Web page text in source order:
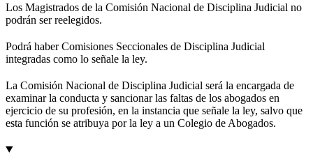
Los Magistrados de la Comisión Nacional de Disciplina Judicial no
podrán ser reelegidos.
Podrá haber Comisiones Seccionales de Disciplina Judicial
integradas como lo señale la ley.
La Comisión Nacional de Disciplina Judicial será la encargada de
examinar la conducta y sancionar las faltas de los abogados en
ejercicio de su profesión, en la instancia que señale la ley, salvo que
esta función se atribuya por la ley a un Colegio de Abogados.